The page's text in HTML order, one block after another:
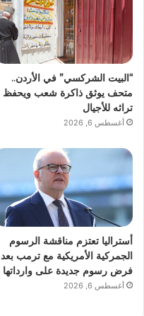
“البيت الشركسي” في الأردن..
متحف يوثق ذاكرة شعب ويحفظ
تراثه للأجيال
أغسطس 6, 2026
أستراليا تعتزم مناقشة الرسوم
الجمركية الأمريكية مع ترمب بعد
فرض رسوم جديدة على وارداتها
أغسطس 6, 2026